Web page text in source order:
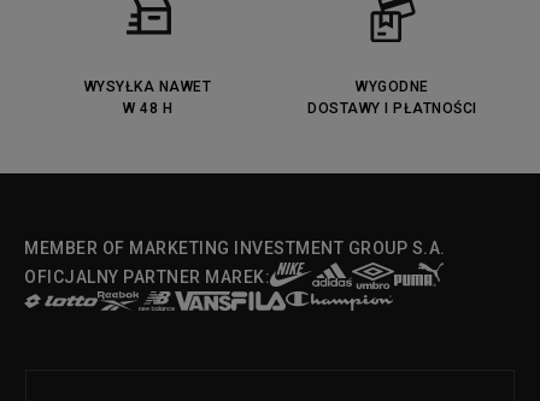
WYSYŁKA NAWET
W 48 H
WYGODNE
DOSTAWY I PŁATNOŚCI
MEMBER OF MARKETING INVESTMENT GROUP S.A.
OFICJALNY PARTNER MAREK: